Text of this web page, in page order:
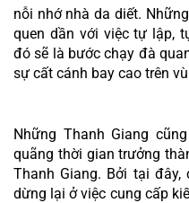
nỗi nhớ nhà da diết.
quen dần với việc tự lập,
đó sẽ là bước chạy đà
sự cất cánh bay cao trên
Những Thanh Giang
quãng thời gian trưởng
Thanh Giang. Bởi tại
dừng lại ở việc cung cấp